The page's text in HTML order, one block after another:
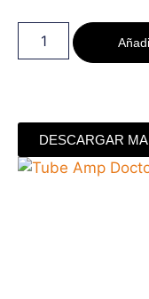
DESCARGAR